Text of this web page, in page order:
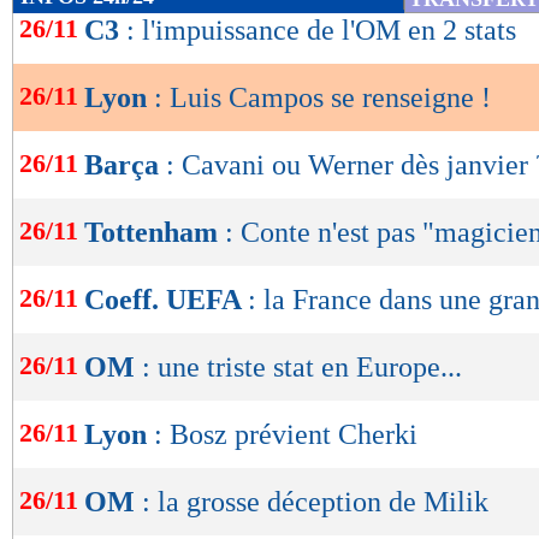
de
OK
26/11 C3 : l'impuissance de l'OM en 2 stats
26/11 Lyon : Luis Campos se renseigne !
26/11 Barça : Cavani ou Werner dès janvier
26/11 Tottenham : Conte n'est pas
26/11 Coeff. UEFA : la France dans une
26/11 OM : une triste stat en Europe...
26/11 Lyon : Bosz prévient Cherki
26/11 OM : la grosse déception de Milik